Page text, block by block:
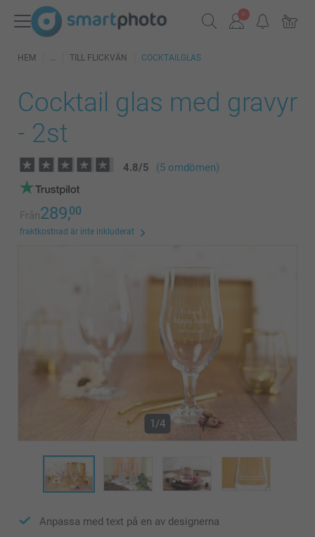
HEM TILL FLICKVÄN COCKTAILGLAS
Cocktail glas med gravyr
- 2st
4.8/5 (5 omdömen)
Från289,00
fraktkostnad är inte inkluderat
1/4
Anpassa med text på en av designerna